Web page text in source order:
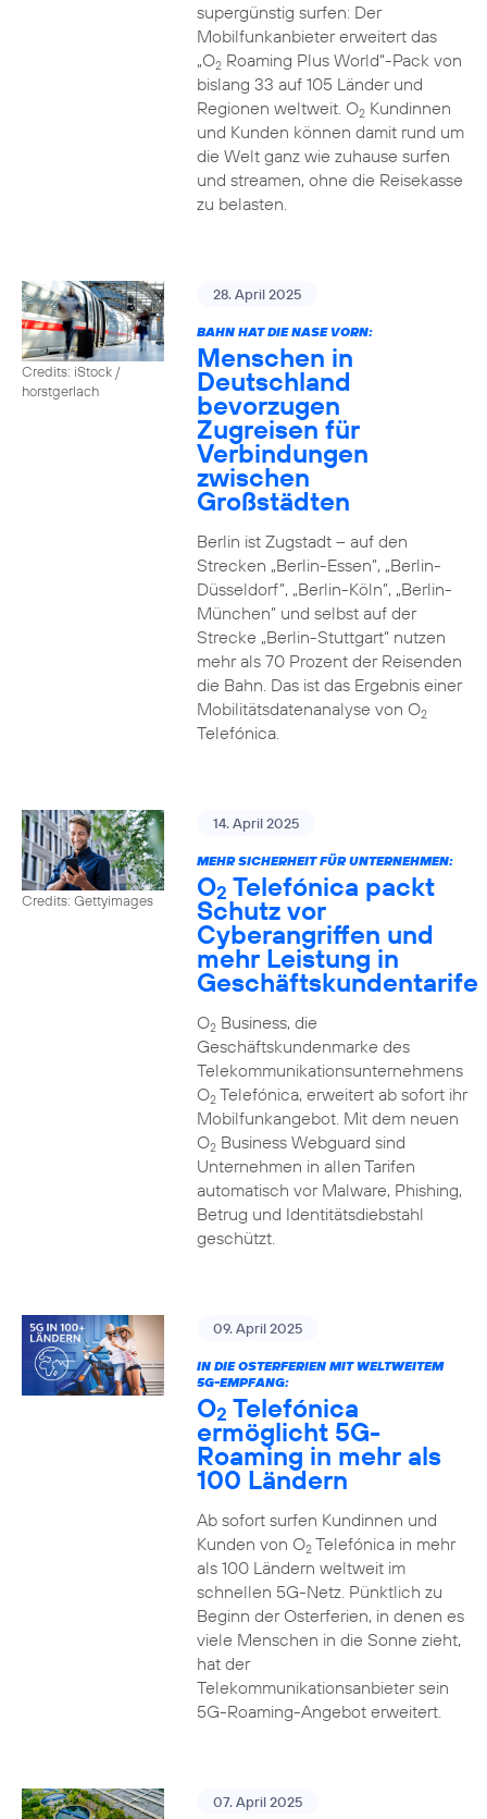
supergünstig surfen: Der
Mobilfunkanbieter erweitert das
„O2Roaming Plus World“-Pack von
bislang 33 auf 105 Länder und
Regionen weltweit. O2Kundinnen
und Kunden können damit rund um
die Welt ganz wie zuhause surfen
und streamen, ohne die Reisekasse
zu belasten.
Credits: iStock /
horstgerlach
28. April 2025
BAHN HAT DIE NASE VORN:
Menschen in
Deutschland
bevorzugen
Zugreisen für
Verbindungen
zwischen
Großstädten
Berlin ist Zugstadt – auf den
Strecken „Berlin-Essen”, „Berlin-
Düsseldorf”, „Berlin-Köln”, „Berlin-
München” und selbst auf der
Strecke „Berlin-Stuttgart“ nutzen
mehr als 70 Prozent der Reisenden
die Bahn. Das ist das Ergebnis einer
Mobilitätsdatenanalyse von O2
Telefónica.
Credits: Gettyimages
14. April 2025
MEHR SICHERHEIT FÜR UNTERNEHMEN:
O2 Telefónica packt
Schutz vor
Cyberangriffen und
mehr Leistung in
Geschäftskundentarife
O2Business, die
Geschäftskundenmarke des
Telekommunikationsunternehmens
O2Telefónica, erweitert ab sofort ihr
Mobilfunkangebot. Mit dem neuen
O2Business Webguard sind
Unternehmen in allen Tarifen
automatisch vor Malware, Phishing,
Betrug und Identitätsdiebstahl
geschützt.
09. April 2025
IN DIE OSTERFERIEN MIT WELTWEITEM
5G-EMPFANG:
O2 Telefónica
ermöglicht 5G-
Roaming in mehr als
100 Ländern
Ab sofort surfen Kundinnen und
Kunden von O2Telefónica in mehr
als 100 Ländern weltweit im
schnellen 5G-Netz. Pünktlich zu
Beginn der Osterferien, in denen es
viele Menschen in die Sonne zieht,
hat der
Telekommunikationsanbieter sein
5G-Roaming-Angebot erweitert.
07. April 2025